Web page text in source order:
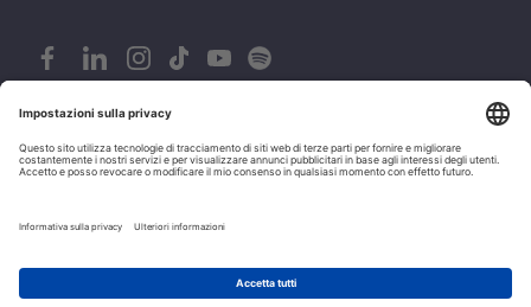
© 2026 H-FARM. All rights reserved P.IVA 03944860265